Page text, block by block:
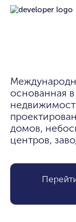
основанная
домов,
центров,